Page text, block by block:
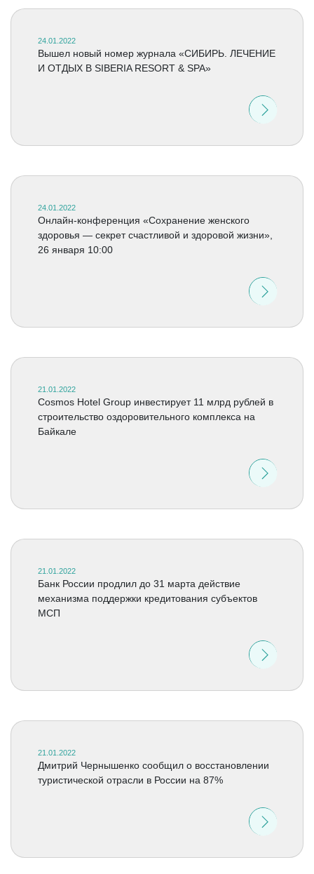
24.01.2022
Вышел новый номер журнала «СИБИРЬ. ЛЕЧЕНИЕ
И ОТДЫХ В SIBERIA RESORT & SPA»
24.01.2022
Онлайн-конференция «Сохранение женского
здоровья — секрет счастливой и здоровой жизни»,
26 января 10:00
21.01.2022
Cosmos Hotel Group инвестирует 11 млрд рублей в
строительство оздоровительного комплекса на
Байкале
21.01.2022
Банк России продлил до 31 марта действие
механизма поддержки кредитования субъектов
МСП
21.01.2022
Дмитрий Чернышенко сообщил о восстановлении
туристической отрасли в России на 87%